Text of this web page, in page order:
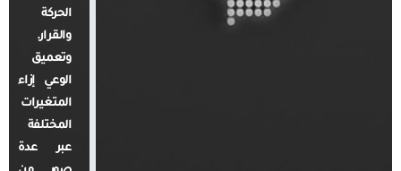
الحركة
والقرار.
وتعميق
الوعي إزاء
المتغيرات
المختلفة
عبر عدة